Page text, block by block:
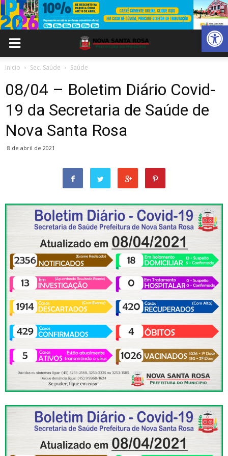
Abrir
Inicio Sec. Saúde Saúde
08/04 – Boletim Diário Covid-
19 da Secretaria de Saúde de
Nova Santa Rosa
8 de abril de 2021